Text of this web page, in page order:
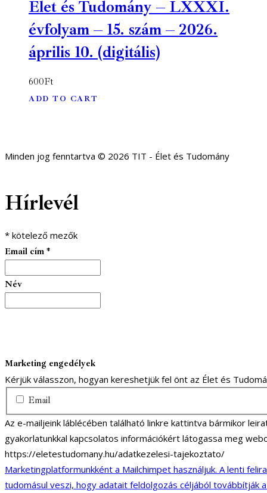
Élet és Tudomány – LXXXI.
évfolyam – 15. szám – 2026.
április 10. (digitális)
600Ft
ADD TO CART
Minden jog fenntartva © 2026 TIT - Élet és Tudomány
Hírlevél
* kötelező mezők
Email cím *
Név
Marketing engedélyek
Kérjük válasszon, hogyan kereshetjük fel önt az Élet és
Email
Az e-mailjeink láblécében található linkre kattintva bármikor
gyakorlatunkkal kapcsolatos információkért látogassa meg
https://eletestudomany.hu/adatkezelesi-tajekoztato/
Marketingplatformunkként a Mailchimpet használjuk. A lenti
tudomásul veszi, hogy adatait feldolgozás céljából továbbítják